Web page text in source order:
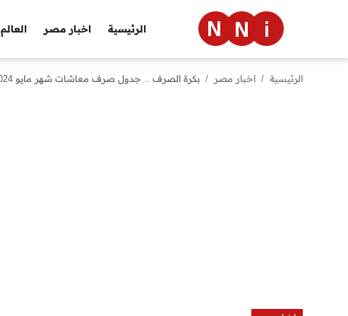
الرئيسية اخبار مصر العالم
منوعات
الرئيسية اخبار مصر بكرة الصرف .. جدول صرف معاشات شهر مايو 2024 بزيادة 15% الاربعاء 1 مايو 2024